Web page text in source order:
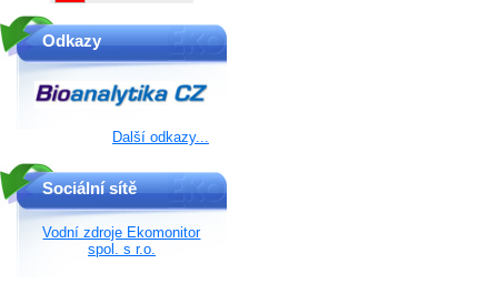
Odkazy
Další odkazy...
Sociální sítě
Vodní zdroje Ekomonitor
spol. s r.o.